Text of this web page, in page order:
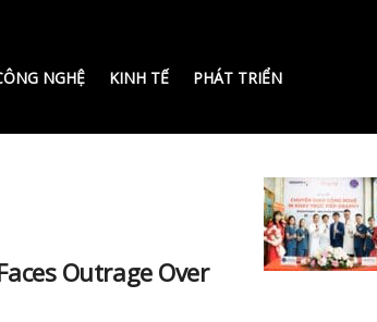
NGHỆ KINH TẾ PHÁT TRIỂN
Outrage Over